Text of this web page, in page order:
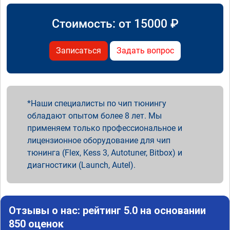
Стоимость: от 15000 ₽
Записаться Задать вопрос
Наши специалисты по чип тюнингу
обладают опытом более 8 лет. Мы
применяем только профессиональное и
лицензионное оборудование для чип
тюнинга (Flex, Kess 3, Autotuner, Bitbox) и
диагностики (Launch, Autel).
Отзывы о нас: рейтинг 5.0 на основании
850 оценок